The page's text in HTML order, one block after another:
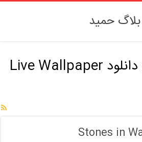
بلاگ حمید
دانلود Live Wallpaper